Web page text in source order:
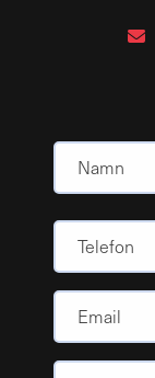
Telefon